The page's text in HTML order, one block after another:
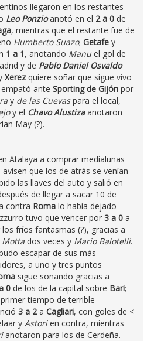
llegaron en los restantes
Leo Ponzioanotó en el 2 a 0 de
, mientras que el restante fue de
Humberto Suazo; Getafe y
1 a 1, anotando Manu el gol de
y de Pablo Daniel Osvaldo
Xerez quiere soñar que sigue vivo
ante Sporting de Gijón por
y de las Cuevaspara el local,
y el Chavo Alustizaanotaron
May (?).
Atalaya a comprar medialunas
avisen que los de atrás se venían
las llaves del auto y salió en
de llegar a sacar 10 de
contra Roma lo había dejado
tuvo que vencer por 3 a 0 a
fríos fantasmas (?), gracias a
Motta dos veces y Mario Balotelli.
escapar de sus más
a uno y tres puntos
sigue soñando gracias a
0 de los de la capital sobre Bari;
tiempo de terrible
3 a 2a Cagliari, con goles de <
y Astorien contra, mientras
anotaron para los de Cerdeña.